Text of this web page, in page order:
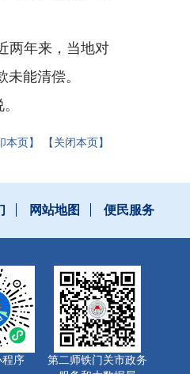
两年来，当地对
能清偿。
本页】 【关闭本页】
网站地图 便民服务
程序
第二师铁门关市政务